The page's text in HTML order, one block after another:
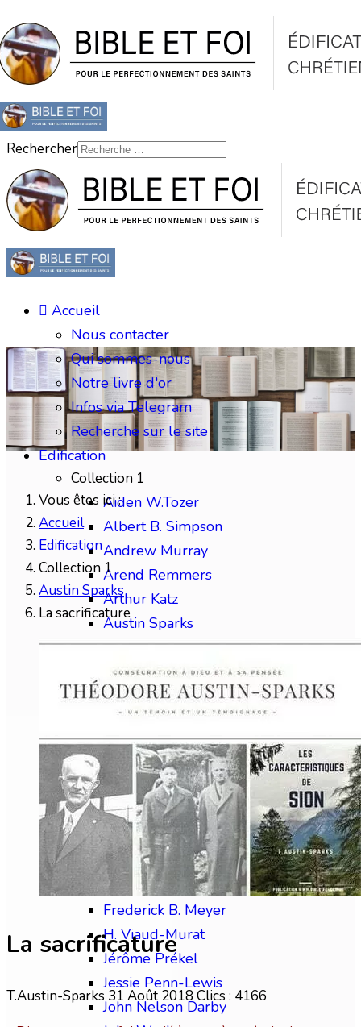
Rechercher
Accueil
Nous contacter
Qui sommes-nous
Notre livre d'or
Infos via Telegram
Recherche sur le site
Edification
Collection 1
Aiden W.Tozer
Albert B. Simpson
Andrew Murray
Arend Remmers
Arthur Katz
Austin Sparks
Benjamin Gabelle
Collection 2
Charles H.Mackintosh
Charles Spurgeon
Chip Brogden
Christian Briem
Charles Finney
David Wilkerson
Edward M. Bounds
Collection 3
Frédéric Gabelle
Frederick B. Meyer
H. Viaud-Murat
Jérôme Prékel
Jessie Penn-Lewis
John Nelson Darby
Vous êtes ici :
Accueil
Edification
Collection 1
Austin Sparks
La sacrificature
La sacrificature
T.Austin-Sparks 31 Août 2018 Clics : 4166